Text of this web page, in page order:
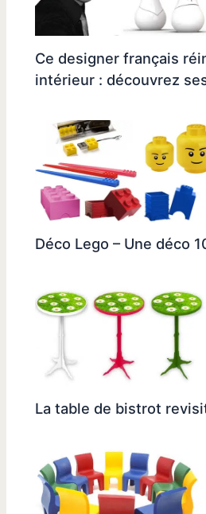
Ce designer français
intérieur : découvrez
Déco Lego – Une déco
La table de bistrot